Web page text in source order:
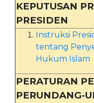
KEPUTUSAN
PRESIDEN
Instruksi
tentang
Hukum Islam
PERATURAN
PERUNDANG-